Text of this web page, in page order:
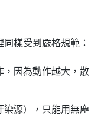
同樣受到嚴格規範：
，因為動作越大，散
染源），只能用無塵